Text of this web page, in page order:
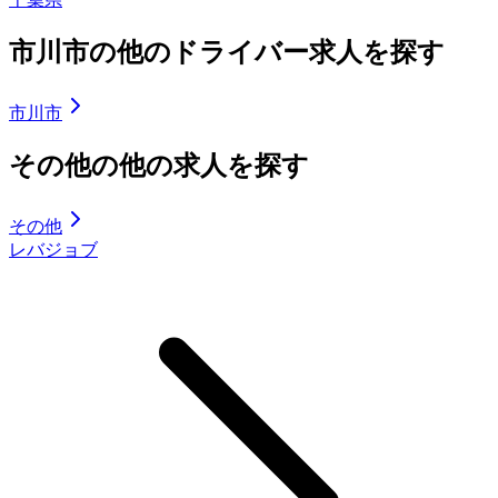
市川市の他のドライバー求人を探す
市川市
その他の他の求人を探す
その他
レバジョブ